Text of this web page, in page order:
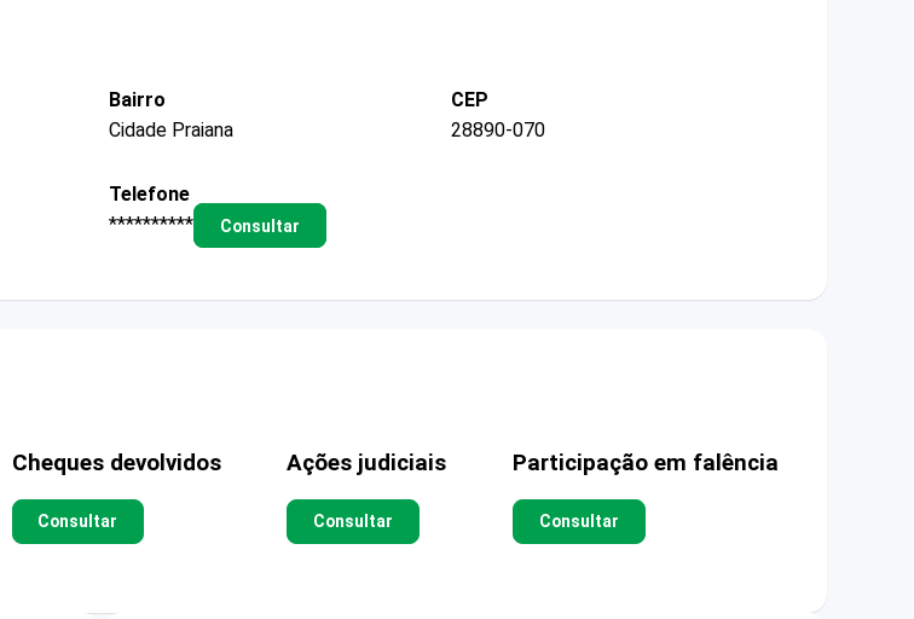
Bairro
Cidade Praiana
CEP
28890-070
Telefone
**********
Consultar
Cheques devolvidos
Consultar
Ações judiciais
Consultar
Participação em falência
Consultar